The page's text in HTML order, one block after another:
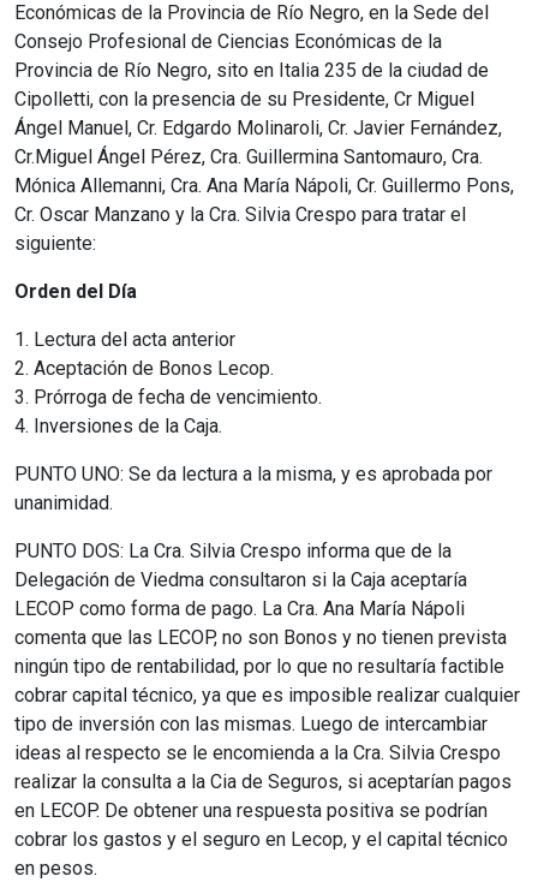
Económicas de la Provincia de Río Negro, en la Sede del
Consejo Profesional de Ciencias Económicas de la
Provincia de Río Negro, sito en Italia 235 de la ciudad de
Cipolletti, con la presencia de su Presidente, Cr Miguel
Ángel Manuel, Cr. Edgardo Molinaroli, Cr. Javier Fernández,
Cr.Miguel Ángel Pérez, Cra. Guillermina Santomauro, Cra.
Mónica Allemanni, Cra. Ana María Nápoli, Cr. Guillermo Pons,
Cr. Oscar Manzano y la Cra. Silvia Crespo para tratar el
siguiente:
Orden del Día
1. Lectura del acta anterior
2. Aceptación de Bonos Lecop.
3. Prórroga de fecha de vencimiento.
4. Inversiones de la Caja.
PUNTO UNO: Se da lectura a la misma, y es aprobada por
unanimidad.
PUNTO DOS: La Cra. Silvia Crespo informa que de la
Delegación de Viedma consultaron si la Caja aceptaría
LECOP como forma de pago. La Cra. Ana María Nápoli
comenta que las LECOP, no son Bonos y no tienen prevista
ningún tipo de rentabilidad, por lo que no resultaría factible
cobrar capital técnico, ya que es imposible realizar cualquier
tipo de inversión con las mismas. Luego de intercambiar
ideas al respecto se le encomienda a la Cra. Silvia Crespo
realizar la consulta a la Cia de Seguros, si aceptarían pagos
en LECOP. De obtener una respuesta positiva se podrían
cobrar los gastos y el seguro en Lecop, y el capital técnico
en pesos.